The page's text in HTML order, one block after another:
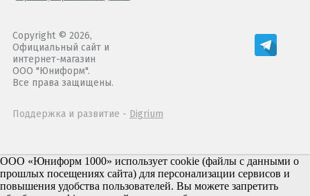
Copyright © 2026,
Официальный сайт и
интернет-магазин
ООО "Юниформ".
Все права защищены.
Поддержка и развитие - Digrium
ООО «Юниформ 1000» использует cookie (файлы с данными о
прошлых посещениях сайта) для персонализации сервисов и
повышения удобства пользователей. Вы можете запретить